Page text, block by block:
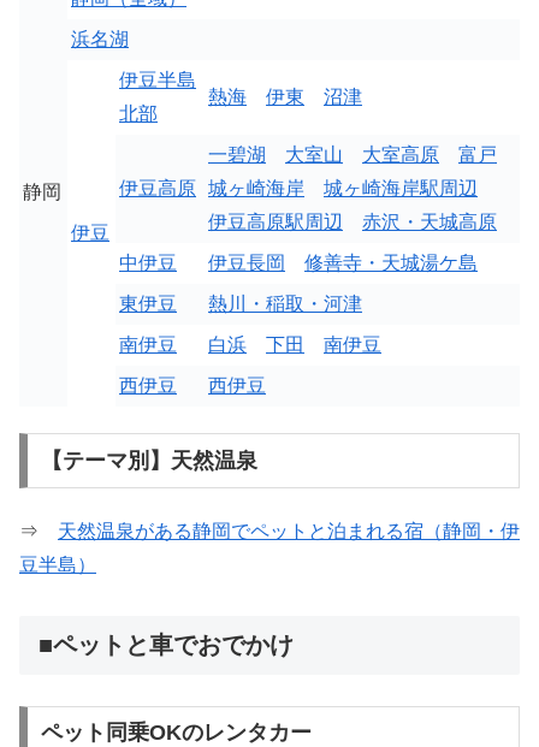
静岡
浜名湖
伊豆
伊豆半島
北部
熱海 伊東 沼津
伊豆高原
一碧湖 大室山 大室高原
富戸
城ヶ崎海岸
城ヶ崎海岸駅周辺
伊豆高原駅周辺
赤沢・天城高原
中伊豆
伊豆長岡
修善寺・天城湯ケ島
東伊豆
熱川・稲取・河津
南伊豆
白浜 下田
南伊豆
西伊豆
西伊豆
【テーマ別】天然温泉
⇒ 天然温泉がある静岡でペットと泊まれる宿（静岡・伊
豆半島）
■ペットと車でおでかけ
ペット同乗OKのレンタカー